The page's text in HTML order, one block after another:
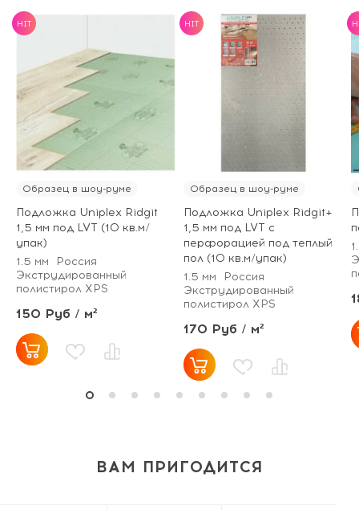
HIT
Образец в шоу-руме
Подложка Uniplex Ridgit
1,5 мм под LVT (10 кв.м/
упак)
1.5 мм
Россия
Экструдированный
полистирол XPS
150 Руб / м²
HIT
Образец в шоу-руме
Подложка Uniplex Ridgit+
1,5 мм под LVT с
перфорацией под теплый
пол (10 кв.м/упак)
1.5 мм
Россия
Экструдированный
полистирол XPS
170 Руб / м²
ВАМ ПРИГОДИТСЯ